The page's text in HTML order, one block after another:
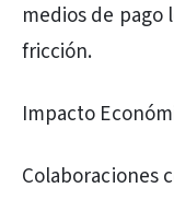
medios de pago
fricción.
Impacto
Colaboraciones